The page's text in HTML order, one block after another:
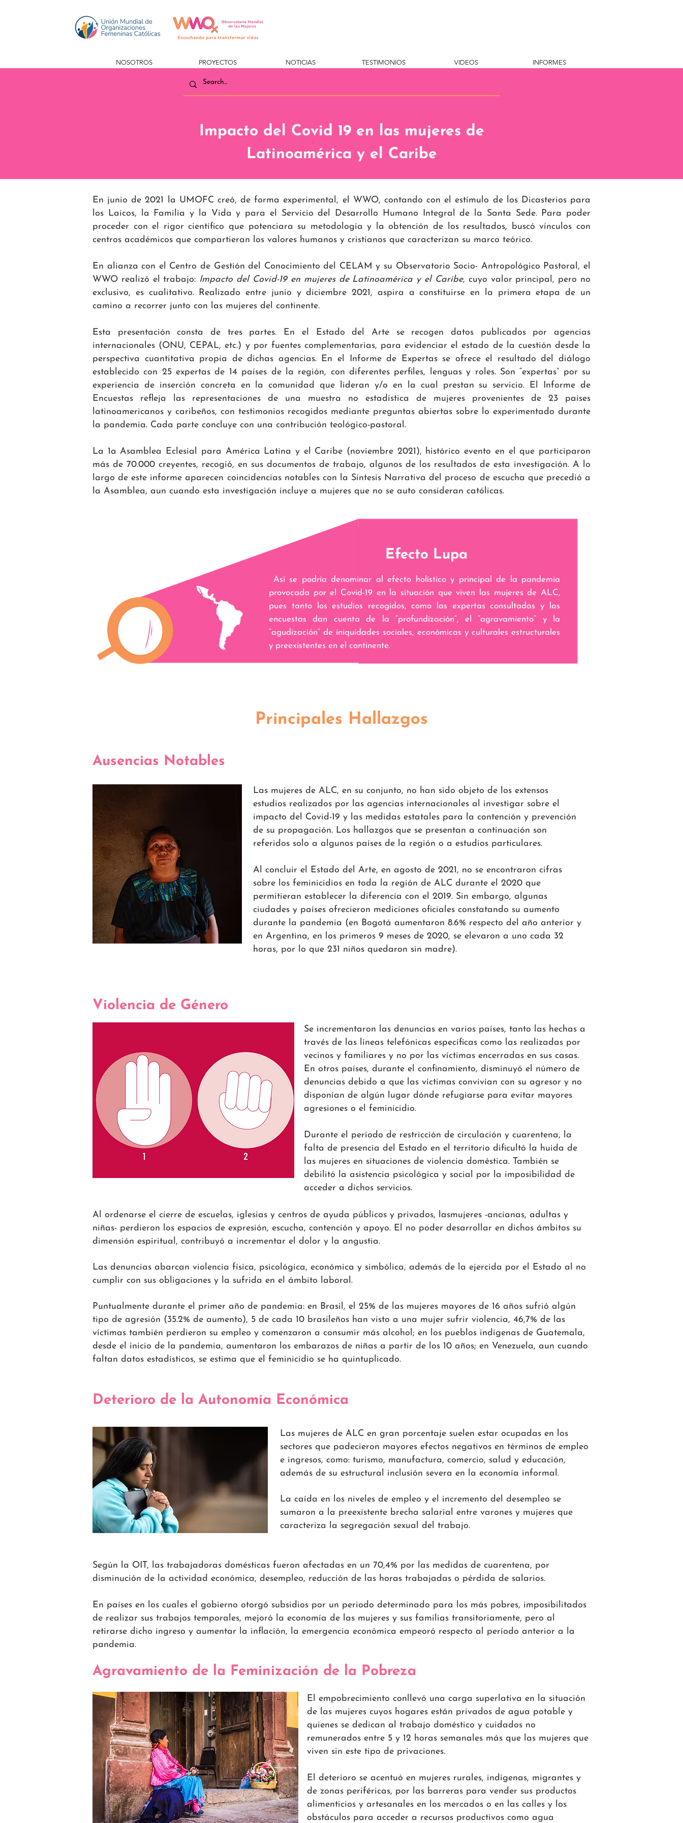
NOSOTROS PROYECTOS NOTICIAS TESTIMONIOS VIDEOS INFORMES
Impacto del Covid 19 en las mujeres de
Latinoamérica y el Caribe
En junio de 2021 la UMOFC creó, de forma experimental, el WWO, contando con el estímulo de los Dicasterios para
los Laicos, la Familia y la Vida y para el Servicio del Desarrollo Humano Integral de la Santa Sede. Para poder
proceder con el rigor científico que potenciara su metodología y la obtención de los resultados, buscó vínculos con
centros académicos que compartieran los valores humanos y cristianos que caracterizan su marco teórico.
En alianza con el Centro de Gestión del Conocimiento del CELAM y su Observatorio Socio- Antropológico Pastoral, el
WWO realizó el trabajo: Impacto del Covid-19 en mujeres de Latinoamérica y el Caribe, cuyo valor principal, pero no
exclusivo, es cualitativo. Realizado entre junio y diciembre 2021, aspira a constituirse en la primera etapa de un
camino a recorrer junto con las mujeres del continente.
Esta presentación consta de tres partes. En el Estado del Arte se recogen datos publicados por agencias
internacionales (ONU, CEPAL, etc.) y por fuentes complementarias, para evidenciar el estado de la cuestión desde la
perspectiva cuantitativa propia de dichas agencias. En el Informe de Expertas se ofrece el resultado del diálogo
establecido con 25 expertas de 14 países de la región, con diferentes perfiles, lenguas y roles. Son “expertas” por su
experiencia de inserción concreta en la comunidad que lideran y/o en la cual prestan su servicio. El Informe de
Encuestas refleja las representaciones de una muestra no estadística de mujeres provenientes de 23 países
latinoamericanos y caribeños, con testimonios recogidos mediante preguntas abiertas sobre lo experimentado durante
la pandemia. Cada parte concluye con una contribución teológico-pastoral.
La 1a Asamblea Eclesial para América Latina y el Caribe (noviembre 2021), histórico evento en el que participaron
más de 70.000 creyentes, recogió, en sus documentos de trabajo, algunos de los resultados de esta investigación. A lo
largo de este informe aparecen coincidencias notables con la Síntesis Narrativa del proceso de escucha que precedió a
la Asamblea, aun cuando esta investigación incluye a mujeres que no se auto consideran católicas.
Así se podría denominar al efecto holístico y principal de la pandemia
provocada por el Covid-19 en la situación que viven las mujeres de ALC,
pues tanto los estudios recogidos, como las expertas consultadas y las
encuestas dan cuenta de la “profundización”, el “agravamiento” y la
“agudización” de iniquidades sociales, económicas y culturales estructurales
y preexistentes en el continente.
Efecto Lupa
Principales Hallazgos
Ausencias Notables
Las mujeres de ALC, en su conjunto, no han sido objeto de los extensos
estudios realizados por las agencias internacionales al investigar sobre el
impacto del Covid-19 y las medidas estatales para la contención y prevención
de su propagación. Los hallazgos que se presentan a continuación son
referidos solo a algunos países de la región o a estudios particulares.
Al concluir el Estado del Arte, en agosto de 2021, no se encontraron cifras
sobre los feminicidios en toda la región de ALC durante el 2020 que
permitieran establecer la diferencia con el 2019. Sin embargo, algunas
ciudades y países ofrecieron mediciones oficiales constatando su aumento
durante la pandemia (en Bogotá aumentaron 8.6% respecto del año anterior y
en Argentina, en los primeros 9 meses de 2020, se elevaron a uno cada 32
horas, por lo que 231 niños quedaron sin madre).
Violencia de Género
Se incrementaron las denuncias en varios países, tanto las hechas a
través de las líneas telefónicas específicas como las realizadas por
vecinos y familiares y no por las víctimas encerradas en sus casas.
En otros países, durante el confinamiento, disminuyó el número de
denuncias debido a que las víctimas convivían con su agresor y no
disponían de algún lugar dónde refugiarse para evitar mayores
agresiones o el feminicidio.
Durante el período de restricción de circulación y cuarentena, la
falta de presencia del Estado en el territorio dificultó la huida de
las mujeres en situaciones de violencia doméstica. También se
debilitó la asistencia psicológica y social por la imposibilidad de
acceder a dichos servicios.
Al ordenarse el cierre de escuelas, iglesias y centros de ayuda públicos y privados, lasmujeres -ancianas, adultas y
niñas- perdieron los espacios de expresión, escucha, contención y apoyo. El no poder desarrollar en dichos ámbitos su
dimensión espiritual, contribuyó a incrementar el dolor y la angustia.
Las denuncias abarcan violencia física, psicológica, económica y simbólica, además de la ejercida por el Estado al no
cumplir con sus obligaciones y la sufrida en el ámbito laboral.
Puntualmente durante el primer año de pandemia: en Brasil, el 25% de las mujeres mayores de 16 años sufrió algún
tipo de agresión (35.2% de aumento), 5 de cada 10 brasileños han visto a una mujer sufrir violencia, 46,7% de las
víctimas también perdieron su empleo y comenzaron a consumir más alcohol; en los pueblos indígenas de Guatemala,
desde el inicio de la pandemia, aumentaron los embarazos de niñas a partir de los 10 años; en Venezuela, aun cuando
faltan datos estadísticos, se estima que el feminicidio se ha quintuplicado.
Deterioro de la Autonomía Económica
Las mujeres de ALC en gran porcentaje suelen estar ocupadas en los
sectores que padecieron mayores efectos negativos en términos de empleo
e ingresos, como: turismo, manufactura, comercio, salud y educación,
además de su estructural inclusión severa en la economía informal.
La caída en los niveles de empleo y el incremento del desempleo se
sumaron a la preexistente brecha salarial entre varones y mujeres que
caracteriza la segregación sexual del trabajo.
Según la OIT, las trabajadoras domésticas fueron afectadas en un 70,4% por las medidas de cuarentena, por
disminución de la actividad económica, desempleo, reducción de las horas trabajadas o pérdida de salarios.
En países en los cuales el gobierno otorgó subsidios por un periodo determinado para los más pobres, imposibilitados
de realizar sus trabajos temporales, mejoró la economía de las mujeres y sus familias transitoriamente, pero al
retirarse dicho ingreso y aumentar la inflación, la emergencia económica empeoró respecto al período anterior a la
pandemia.
Agravamiento de la Feminización de la Pobreza
El empobrecimiento conllevó una carga superlativa en la situación
de las mujeres cuyos hogares están privados de agua potable y
quienes se dedican al trabajo doméstico y cuidados no
remunerados entre 5 y 12 horas semanales más que las mujeres que
viven sin este tipo de privaciones.
El deterioro se acentuó en mujeres rurales, indígenas, migrantes y
de zonas periféricas, por las barreras para vender sus productos
alimenticios y artesanales en los mercados o en las calles y los
obstáculos para acceder a recursos productivos como agua